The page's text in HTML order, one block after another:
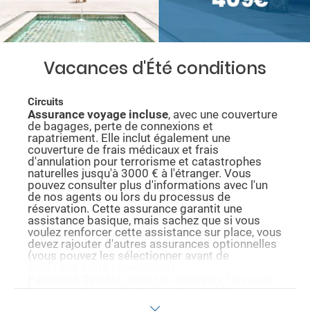
Vacances d'Été conditions
Circuits
Assurance voyage incluse, avec une couverture
de bagages, perte de connexions et
rapatriement. Elle inclut également une
couverture de frais médicaux et frais
d'annulation pour terrorisme et catastrophes
naturelles jusqu'à 3000 € à l'étranger. Vous
pouvez consulter plus d'informations avec l'un
de nos agents ou lors du processus de
réservation. Cette assurance garantit une
assistance basique, mais sachez que si vous
voulez renforcer cette assistance sur place, vous
devez rajouter d'autres assurances optionnelles
(vous pouvez les sélectionner avant de
l'avance. Nous vous informons de la possibilité
de payer avec cette méthode durant le